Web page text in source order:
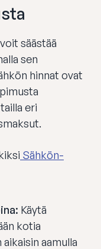
säästää
sen
hinnat ovat
eri
Sähkön-
Käytä
kotia
aamulla